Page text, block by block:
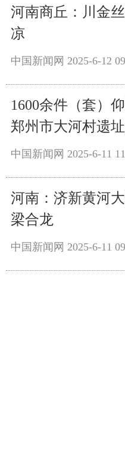
河南商丘：川金
凉
中国新闻网 2025-6-12
1600余件（套）
郑州市大河村遗
中国新闻网 2025-6-11
河南：济新黄河
梁合龙
中国新闻网 2025-6-11